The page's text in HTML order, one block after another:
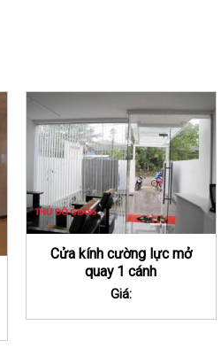
Cửa kính cường lực mở
quay 1 cánh
Giá: